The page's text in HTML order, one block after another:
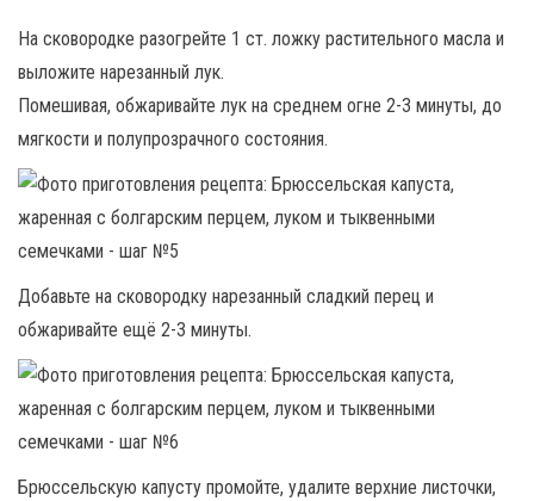
На сковородке разогрейте 1 ст. ложку растительного масла и
выложите нарезанный лук.
Помешивая, обжаривайте лук на среднем огне 2-3 минуты, до
мягкости и полупрозрачного состояния.
Добавьте на сковородку нарезанный сладкий перец и
обжаривайте ещё 2-3 минуты.
Брюссельскую капусту промойте, удалите верхние листочки,